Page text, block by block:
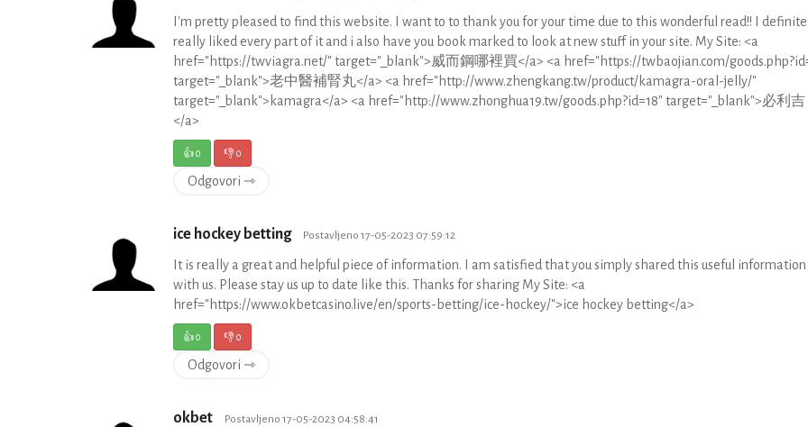
I'm pretty pleased to find this website. I want to to thank you for your time due to this wonderful read!! I
really liked every part of it and i also have you book marked to look at new stuff in your site. My Site: <a
href="https://twviagra.net/" target="_blank">威而鋼哪裡買</a> <a href="https://twbaojian.com/
target="_blank">老中醫補腎丸</a> <a href="http://www.zhengkang.tw/product/kamagra-oral-jelly/"
target="_blank">kamagra</a> <a href="http://www.zhonghua19.tw/goods.php?id=18" target="_blank">必利吉
</a>
👍0 👎0
Odgovori ⇾
ice hockey betting Postavljeno 17-05-2023 07:59:12
It is really a great and helpful piece of information. I am satisfied that you simply shared this useful information
with us. Please stay us up to date like this. Thanks for sharing My Site: <a
href="https://www.okbetcasino.live/en/sports-betting/ice-hockey/">ice hockey betting</a>
👍0 👎0
Odgovori ⇾
okbet Postavljeno 17-05-2023 04:58:41